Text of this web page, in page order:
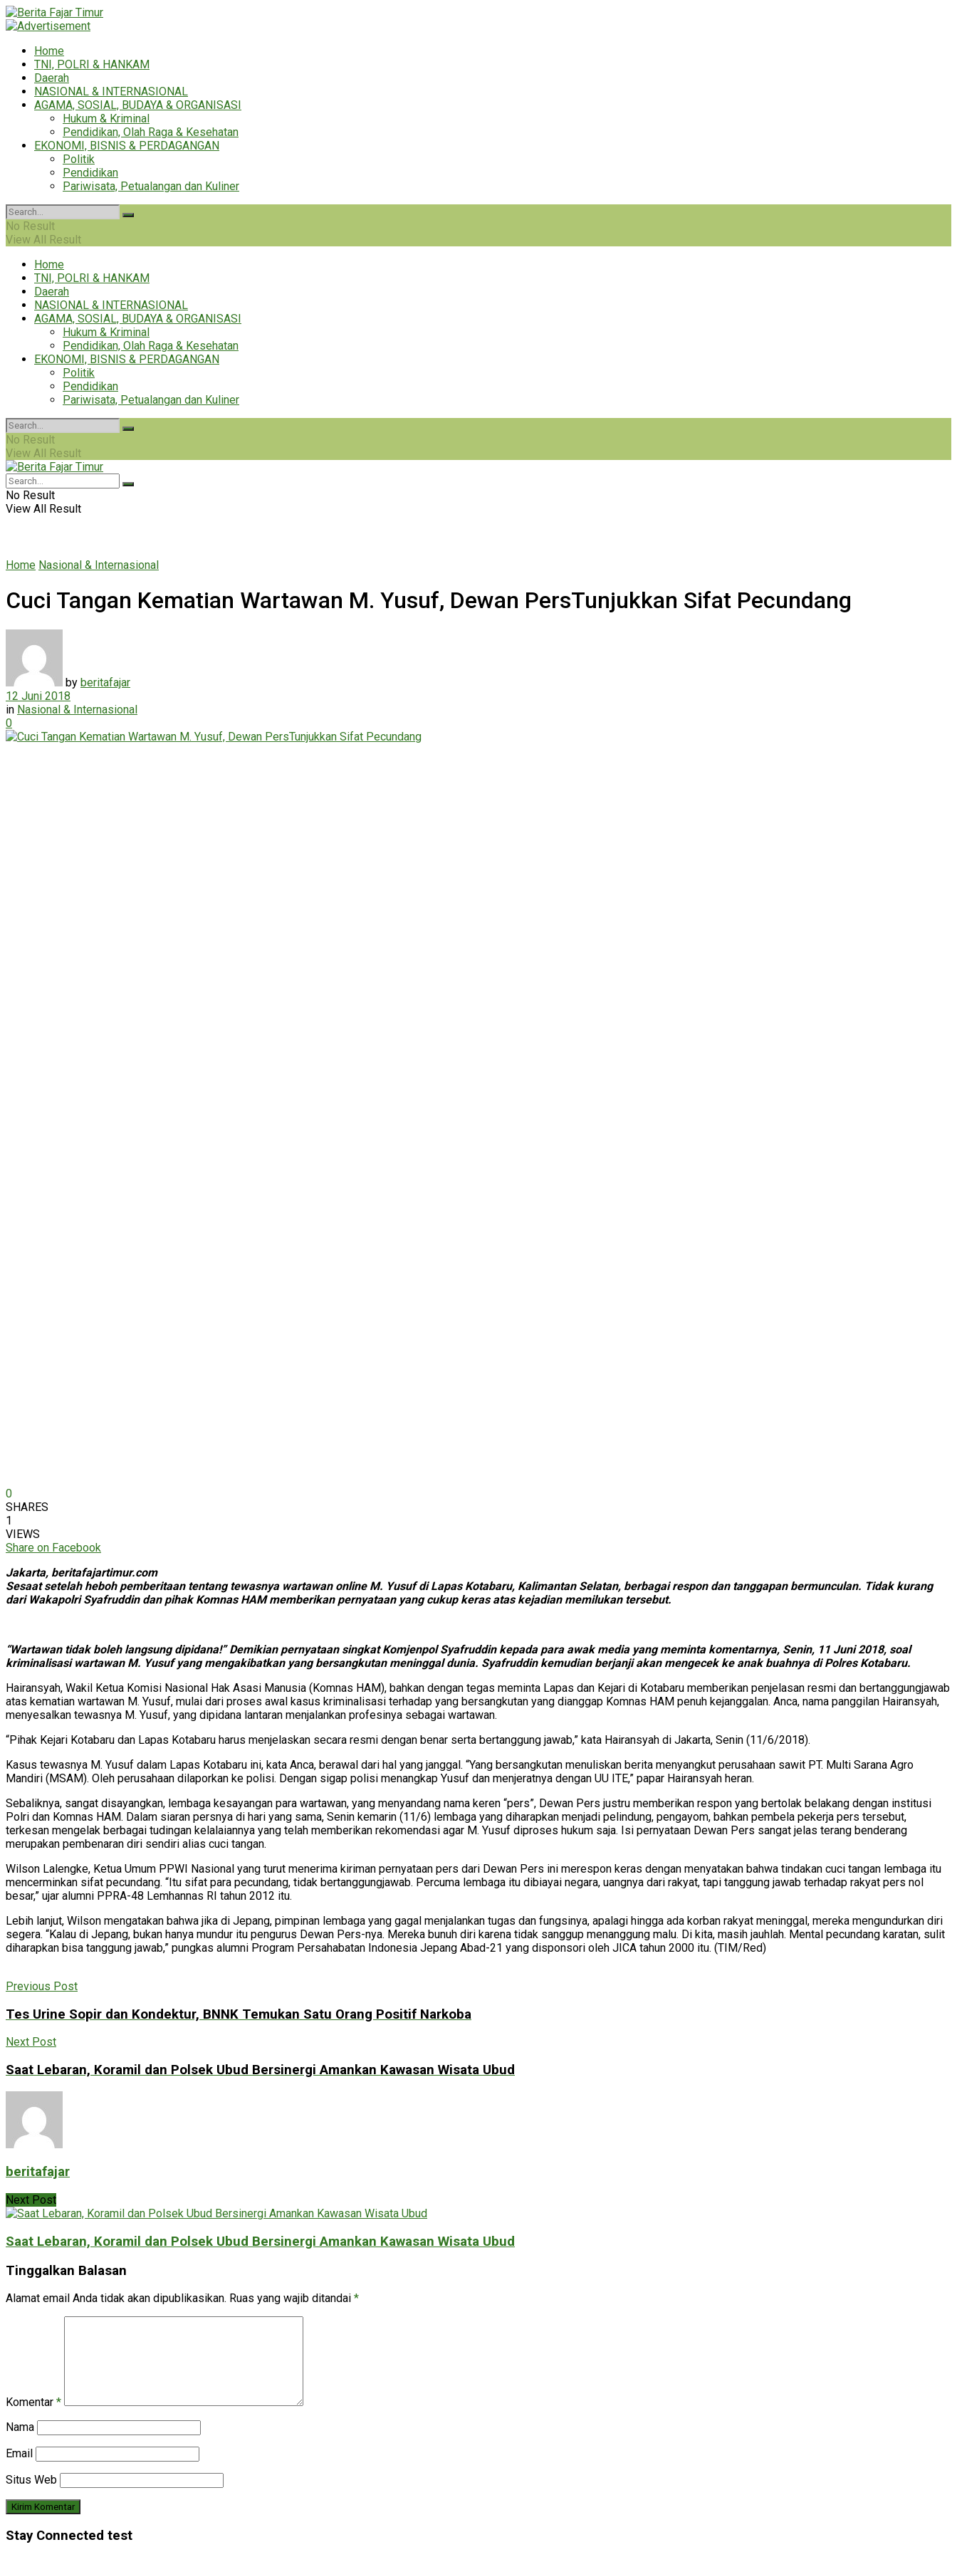
Home
TNI, POLRI & HANKAM
Daerah
NASIONAL & INTERNASIONAL
AGAMA, SOSIAL, BUDAYA & ORGANISASI
Hukum & Kriminal
Pendidikan, Olah Raga & Kesehatan
EKONOMI, BISNIS & PERDAGANGAN
Politik
Pendidikan
Pariwisata, Petualangan dan Kuliner
No Result
View All Result
Home
TNI, POLRI & HANKAM
Daerah
NASIONAL & INTERNASIONAL
AGAMA, SOSIAL, BUDAYA & ORGANISASI
Hukum & Kriminal
Pendidikan, Olah Raga & Kesehatan
EKONOMI, BISNIS & PERDAGANGAN
Politik
Pendidikan
Pariwisata, Petualangan dan Kuliner
No Result
View All Result
No Result
View All Result
Home Nasional & Internasional
Cuci Tangan Kematian Wartawan M. Yusuf, Dewan PersTunjukkan Sifat Pecundang
by beritafajar
12 Juni 2018
in Nasional & Internasional
0
0
SHARES
1
VIEWS
Share on Facebook
Jakarta, beritafajartimur.com
Sesaat setelah heboh pemberitaan tentang tewasnya wartawan online M. Yusuf di Lapas Kotabaru, Kalimantan Selatan, berbagai respon dan tanggapan bermunculan. Tidak kurang
dari Wakapolri Syafruddin dan pihak Komnas HAM memberikan pernyataan yang cukup keras atas kejadian memilukan tersebut.
“Wartawan tidak boleh langsung dipidana!” Demikian pernyataan singkat Komjenpol Syafruddin kepada para awak media yang meminta komentarnya, Senin, 11 Juni 2018, soal
kriminalisasi wartawan M. Yusuf yang mengakibatkan yang bersangkutan meninggal dunia. Syafruddin kemudian berjanji akan mengecek ke anak buahnya di Polres Kotabaru.
Hairansyah, Wakil Ketua Komisi Nasional Hak Asasi Manusia (Komnas HAM), bahkan dengan tegas meminta Lapas dan Kejari di Kotabaru memberikan penjelasan resmi dan bertanggungjawab
atas kematian wartawan M. Yusuf, mulai dari proses awal kasus kriminalisasi terhadap yang bersangkutan yang dianggap Komnas HAM penuh kejanggalan. Anca, nama panggilan Hairansyah,
menyesalkan tewasnya M. Yusuf, yang dipidana lantaran menjalankan profesinya sebagai wartawan.
“Pihak Kejari Kotabaru dan Lapas Kotabaru harus menjelaskan secara resmi dengan benar serta bertanggung jawab,” kata Hairansyah di Jakarta, Senin (11/6/2018).
Kasus tewasnya M. Yusuf dalam Lapas Kotabaru ini, kata Anca, berawal dari hal yang janggal. “Yang bersangkutan menuliskan berita menyangkut perusahaan sawit PT. Multi Sarana Agro
Mandiri (MSAM). Oleh perusahaan dilaporkan ke polisi. Dengan sigap polisi menangkap Yusuf dan menjeratnya dengan UU ITE,” papar Hairansyah heran.
Sebaliknya, sangat disayangkan, lembaga kesayangan para wartawan, yang menyandang nama keren “pers”, Dewan Pers justru memberikan respon yang bertolak belakang dengan institusi
Polri dan Komnas HAM. Dalam siaran persnya di hari yang sama, Senin kemarin (11/6) lembaga yang diharapkan menjadi pelindung, pengayom, bahkan pembela pekerja pers tersebut,
terkesan mengelak berbagai tudingan kelalaiannya yang telah memberikan rekomendasi agar M. Yusuf diproses hukum saja. Isi pernyataan Dewan Pers sangat jelas terang benderang
merupakan pembenaran diri sendiri alias cuci tangan.
Wilson Lalengke, Ketua Umum PPWI Nasional yang turut menerima kiriman pernyataan pers dari Dewan Pers ini merespon keras dengan menyatakan bahwa tindakan cuci tangan lembaga itu
mencerminkan sifat pecundang. “Itu sifat para pecundang, tidak bertanggungjawab. Percuma lembaga itu dibiayai negara, uangnya dari rakyat, tapi tanggung jawab terhadap rakyat pers nol
besar,” ujar alumni PPRA-48 Lemhannas RI tahun 2012 itu.
Lebih lanjut, Wilson mengatakan bahwa jika di Jepang, pimpinan lembaga yang gagal menjalankan tugas dan fungsinya, apalagi hingga ada korban rakyat meninggal, mereka mengundurkan diri
segera. “Kalau di Jepang, bukan hanya mundur itu pengurus Dewan Pers-nya. Mereka bunuh diri karena tidak sanggup menanggung malu. Di kita, masih jauhlah. Mental pecundang karatan, sulit
diharapkan bisa tanggung jawab,” pungkas alumni Program Persahabatan Indonesia Jepang Abad-21 yang disponsori oleh JICA tahun 2000 itu. (TIM/Red)
Previous Post
Tes Urine Sopir dan Kondektur, BNNK Temukan Satu Orang Positif Narkoba
Next Post
Saat Lebaran, Koramil dan Polsek Ubud Bersinergi Amankan Kawasan Wisata Ubud
beritafajar
Next Post
Saat Lebaran, Koramil dan Polsek Ubud Bersinergi Amankan Kawasan Wisata Ubud
Tinggalkan Balasan
Alamat email Anda tidak akan dipublikasikan. Ruas yang wajib ditandai *
Komentar *
Nama
Email
Situs Web
Stay Connected test